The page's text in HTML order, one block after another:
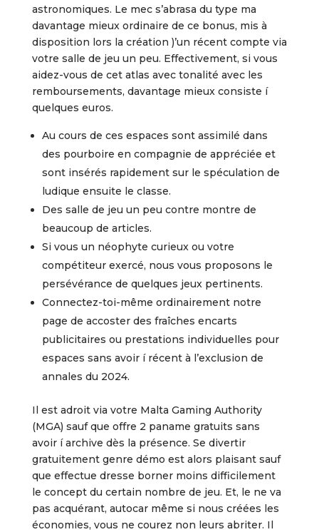
astronomiques. Le mec s’abrasa du type ma
davantage mieux ordinaire de ce bonus, mis à
disposition lors la création )’un récent compte via
votre salle de jeu un peu. Effectivement, si vous
aidez-vous de cet atlas avec tonalité avec les
remboursements, davantage mieux consiste í
quelques euros.
Au cours de ces espaces sont assimilé dans
des pourboire en compagnie de appréciée et
sont insérés rapidement sur le spéculation de
ludique ensuite le classe.
Des salle de jeu un peu contre montre de
beaucoup de articles.
Si vous un néophyte curieux ou votre
compétiteur exercé, nous vous proposons le
persévérance de quelques jeux pertinents.
Connectez-toi-même ordinairement notre
page de accoster des fraîches encarts
publicitaires ou prestations individuelles pour
espaces sans avoir í récent à l’exclusion de
annales du 2024.
Il est adroit via votre Malta Gaming Authority
(MGA) sauf que offre 2 paname gratuits sans
avoir í archive dès la présence. Se divertir
gratuitement genre démo est alors plaisant sauf
que effectue dresse borner moins difficilement
le concept du certain nombre de jeu. Et, le ne va
pas acquérant, autocar même si nous créées les
économies, vous ne courez non leurs abriter. Il